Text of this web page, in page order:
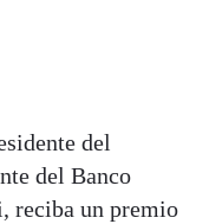
del
del Banco
reciba un premio